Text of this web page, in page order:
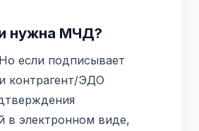
нужна МЧД?
если подписывает
контрагент/ЭДО
в электронном виде,